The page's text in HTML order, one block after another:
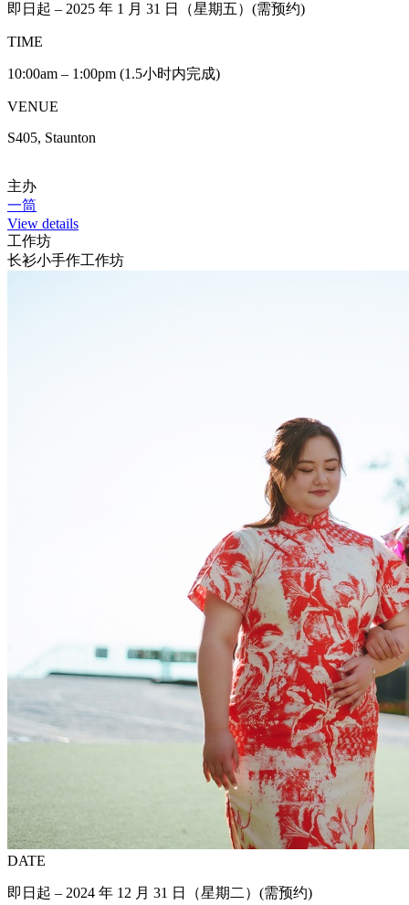
即日起 – 2025 年 1 月 31 日（星期五）(需预约)
TIME
10:00am – 1:00pm (1.5小时内完成)
VENUE
S405, Staunton
主办
一筒
View details
工作坊
长衫小手作工作坊
DATE
即日起 – 2024 年 12 月 31 日（星期二）(需预约)